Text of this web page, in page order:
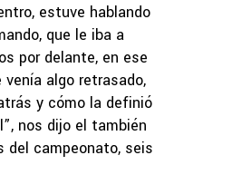
estuve hablando
que le iba a
por delante, en ese
algo retrasado,
y cómo la definió
nos dijo el también
del campeonato, seis